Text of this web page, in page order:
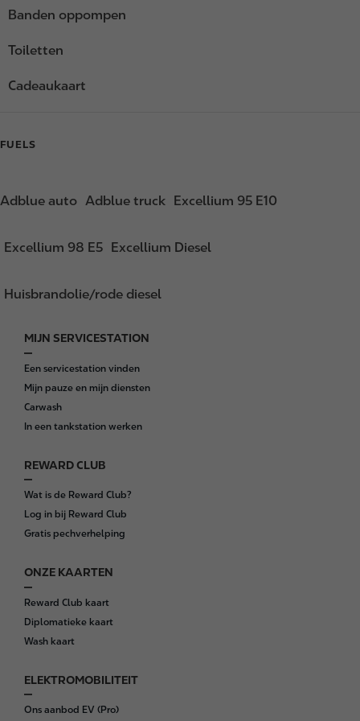
Banden oppompen
Toiletten
Cadeaukaart
FUELS
Adblue auto Adblue truck Excellium 95 E10
Excellium 98 E5 Excellium Diesel
Huisbrandolie/rode diesel
F
o
o
t
e
MIJN SERVICESTATION
Een servicestation vinden
Mijn pauze en mijn diensten
Carwash
In een tankstation werken
REWARD CLUB
Wat is de Reward Club?
Log in bij Reward Club
Gratis pechverhelping
ONZE KAARTEN
Reward Club kaart
Diplomatieke kaart
Wash kaart
ELEKTROMOBILITEIT
Ons aanbod EV (Pro)